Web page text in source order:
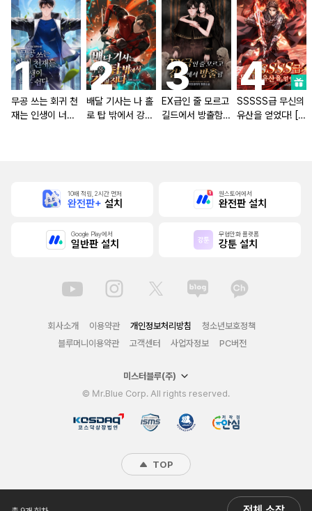
무공 쓰는 회귀 천
재는 인생이 너무
배달 기사는 나 홀
로 탑 밖에서 강해
EX급인 줄 모르고
길드에서 방출함
SSSSS급 무신의
유산을 얻었다! [단
10배 적립, 2시간 먼저
완전판+ 설치
원스토어에서
완전판 설치
Google Play에서
일반판 설치
무협만화 플랫폼
강툰 설치
회사소개 이용약관 개인정보처리방침
청소년보호정책
블루머니이용약관
고객센터 사업자정보 PC버전
미스터블루(주)
© Mr.Blue Corp. All rights reserved.
TOP